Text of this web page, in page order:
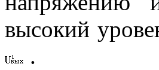
высокий
.